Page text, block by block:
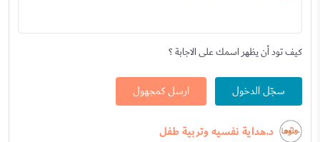
كيف تود أن يظهر اسمك على الاجابة ؟
سجّل الدخول ارسل كمجهول
د.هداية نفسيه وتربية طفل